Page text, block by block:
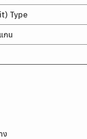
Type
กน
ง